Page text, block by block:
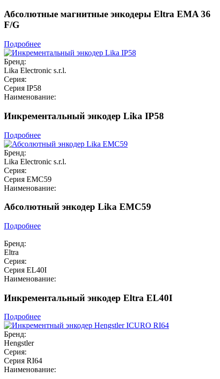
Абсолютные магнитные энкодеры Eltra EMA 36
F/G
Подробнее
Бренд:
Lika Electronic s.r.l.
Серия:
Серия IP58
Наименование:
Инкрементальный энкодер Lika IP58
Подробнее
Бренд:
Lika Electronic s.r.l.
Серия:
Серия EMC59
Наименование:
Абсолютный энкодер Lika EMC59
Подробнее
Бренд:
Eltra
Серия:
Серия EL40I
Наименование:
Инкрементальный энкодер Eltra EL40I
Подробнее
Бренд:
Hengstler
Серия:
Серия RI64
Наименование: